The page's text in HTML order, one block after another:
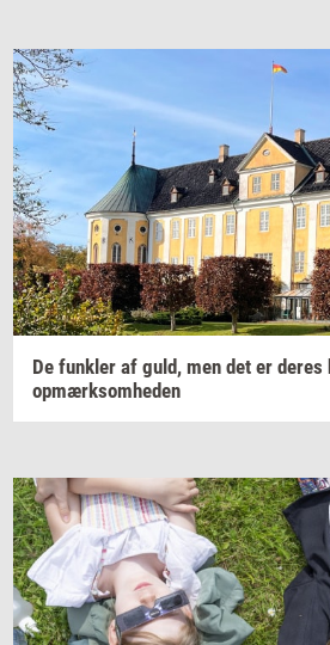
De funk­ler af guld, men det er deres
op­mærk­som­he­den